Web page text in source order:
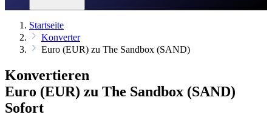
Startseite
Konverter
Euro (EUR) zu The Sandbox (SAND)
Konvertieren
Euro (EUR) zu The Sandbox (SAND)
Sofort